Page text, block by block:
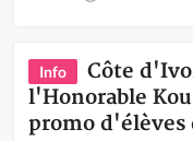
Info
Côte
l'Honorable
promo